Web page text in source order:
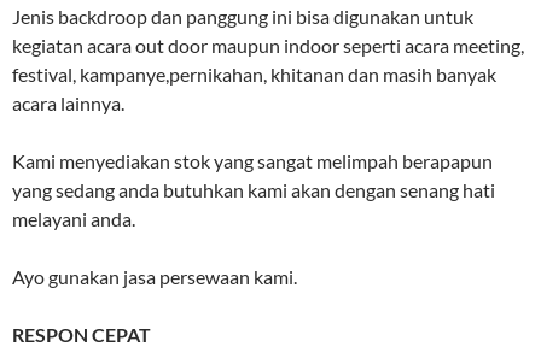
Jenis backdroop dan panggung ini bisa digunakan untuk
kegiatan acara out door maupun indoor seperti acara meeting,
festival, kampanye,pernikahan, khitanan dan masih banyak
acara lainnya.
Kami menyediakan stok yang sangat melimpah berapapun
yang sedang anda butuhkan kami akan dengan senang hati
melayani anda.
Ayo gunakan jasa persewaan kami.
RESPON CEPAT